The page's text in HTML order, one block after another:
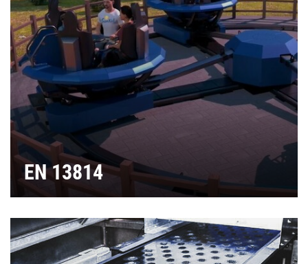
EN 13814